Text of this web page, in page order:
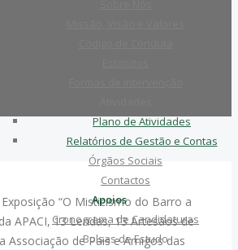
Plano de Atividades
Relatórios de Gestão e Contas
Órgãos Sociais
Contactos
Apoios
Cronograma de Candidaturas
Bolsas de Estudo
“O Misticismo do Barro a
APACI, 13 Lendas, 13 Artesãos de
Associação de Pais e Amigos das